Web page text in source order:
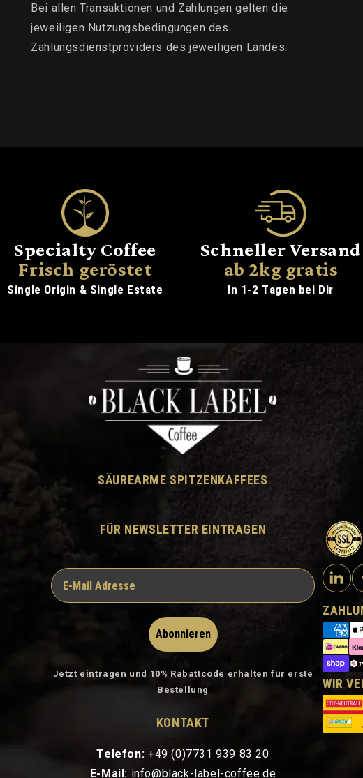
Bei allen Transaktionen und Zahlungen gelten die
jeweiligen Nutzungsbedingungen des
Zahlungsdienstproviders des jeweiligen Landes.
Specialty Coffee
Frisch geröstet
Single Origin & Single Estate
Schneller Versand
ab 2kg gratis
In 1-2 Tagen bei Dir
SÄUREARME SPITZENKAFFEES
FÜR NEWSLETTER EINTRAGEN
Abonnieren
Jetzt eintragen und 10% Rabattcode erhalten für erste
Bestellung
KONTAKT
Telefon: +49 (0)7731 939 83 20
E-Mail: info@black-label-coffee.de
WIR